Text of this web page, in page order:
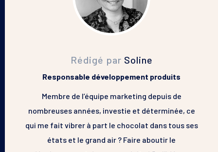
Rédigé par Soline
Responsable développement produits
Membre de l’équipe marketing depuis de
nombreuses années, investie et déterminée, ce
qui me fait vibrer à part le chocolat dans tous ses
états et le grand air ? Faire aboutir le